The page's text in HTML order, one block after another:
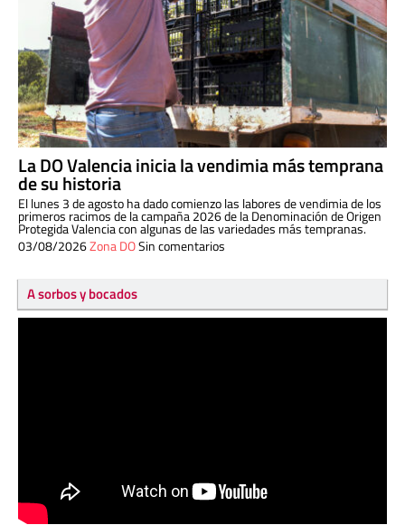
La DO Valencia inicia la vendimia más temprana
de su historia
El lunes 3 de agosto ha dado comienzo las labores de vendimia de los
primeros racimos de la campaña 2026 de la Denominación de Origen
Protegida Valencia con algunas de las variedades más tempranas.
03/08/2026Zona DOSin comentarios
A sorbos y bocados